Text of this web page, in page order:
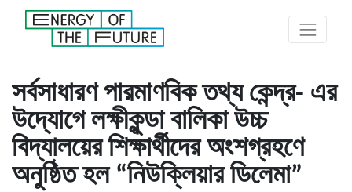
সর্বসাধারণ পারমাণবিক তথ্য কেন্দ্র- এর
উদ্যোগে লক্ষীকুন্ডা বালিকা উচ্চ
বিদ্যালয়ের শিক্ষার্থীদের অংশগ্রহণে
অনুষ্ঠিত হল “নিউক্লিয়ার ডিলেমা”